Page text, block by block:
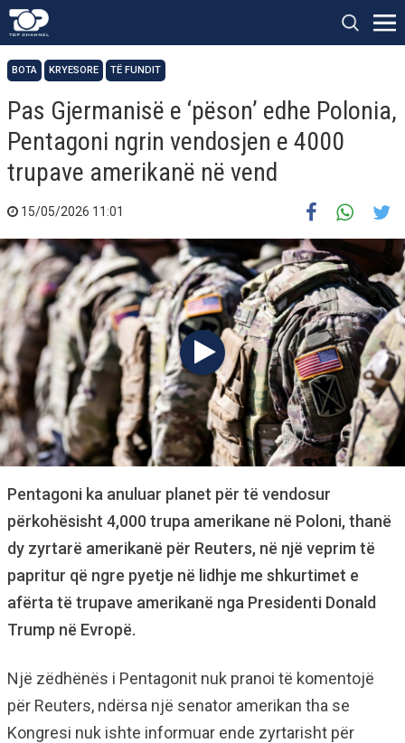
BOTA KRYESORE TË FUNDIT
Pas Gjermanisë e ‘pëson’ edhe Polonia,
Pentagoni ngrin vendosjen e 4000
trupave amerikanë në vend
15/05/2026 11:01
Pentagoni ka anuluar planet për të vendosur
përkohësisht 4,000 trupa amerikane në Poloni, thanë
dy zyrtarë amerikanë për Reuters, në një veprim të
papritur që ngre pyetje në lidhje me shkurtimet e
afërta të trupave amerikanë nga Presidenti Donald
Trump në Evropë.
Një zëdhënës i Pentagonit nuk pranoi të komentojë
për Reuters, ndërsa një senator amerikan tha se
Kongresi nuk ishte informuar ende zyrtarisht për